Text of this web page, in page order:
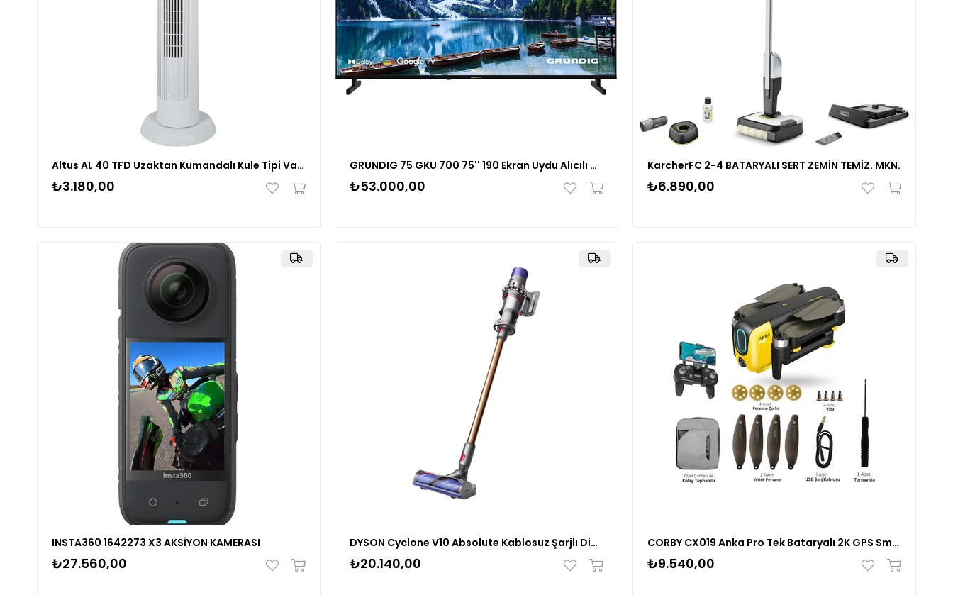
Altus AL 40 TFD Uzaktan Kumandalı Kule Tipi Vantilatör
₺3.180,00
GRUNDIG 75 GKU 700 75'' 190 Ekran Uydu Alıcılı 4K Ultra HD Smart Google TV
₺53.000,00
KarcherFC 2-4 BATARYALI SERT ZEMİN TEMİZ. MKN.
₺6.890,00
INSTA360 1642273 X3 AKSİYON KAMERASI
₺27.560,00
DYSON Cyclone V10 Absolute Kablosuz Şarjlı Dikey Süpürge Nikel Bakır
₺20.140,00
CORBY CX019 Anka Pro Tek Bataryalı 2K GPS Smart Drone
₺9.540,00